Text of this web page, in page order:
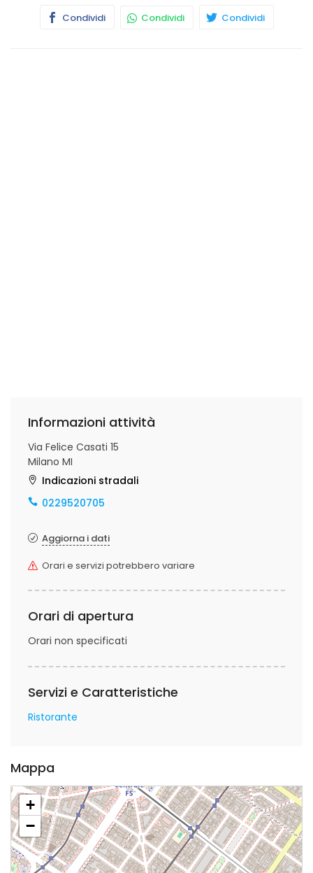
Condividi Condividi Condividi
Informazioni attività
Via Felice Casati 15
Milano MI
Indicazioni stradali
0229520705
Aggiorna i dati
Orari e servizi potrebbero variare
Orari di apertura
Orari non specificati
Servizi e Caratteristiche
Ristorante
Mappa
+
−